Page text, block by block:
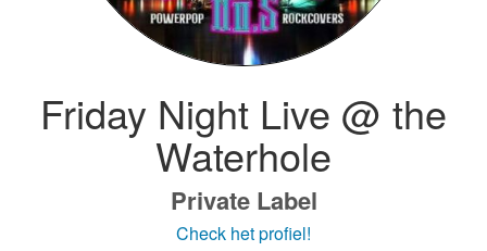
Friday Night Live @ the
Waterhole
Private Label
Check het profiel!